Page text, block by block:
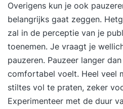
dat mensen écht luisteren.
leuk (ja, echt)!
persoonlijke aandacht
interactief en direct
eigen casus en krijgt veel
De groep is klein (max. 6
volop kunt oefenen. Geen
échte verhalen die je
Overigens kun je ook
belangrijks gaat zeggen.
zal in de perceptie van je
toenemen. Je vraagt je
pauzeren. Pauzeer langer
comfortabel voelt. Heel veel
stiltes vol te praten, zeker
Experimenteer met de duur